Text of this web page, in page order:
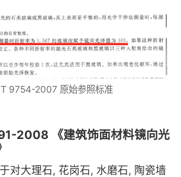
9754-2007 原始参照标准
2008 《建筑饰面材料镜向光
对大理石, 花岗石, 水磨石, 陶瓷墙